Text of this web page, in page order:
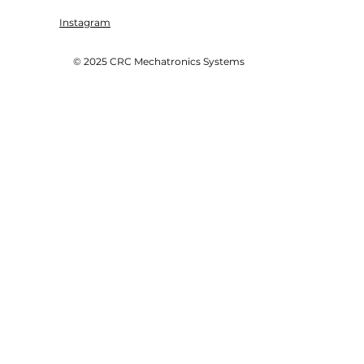
Instagram
© 2025 CRC Mechatronics Systems